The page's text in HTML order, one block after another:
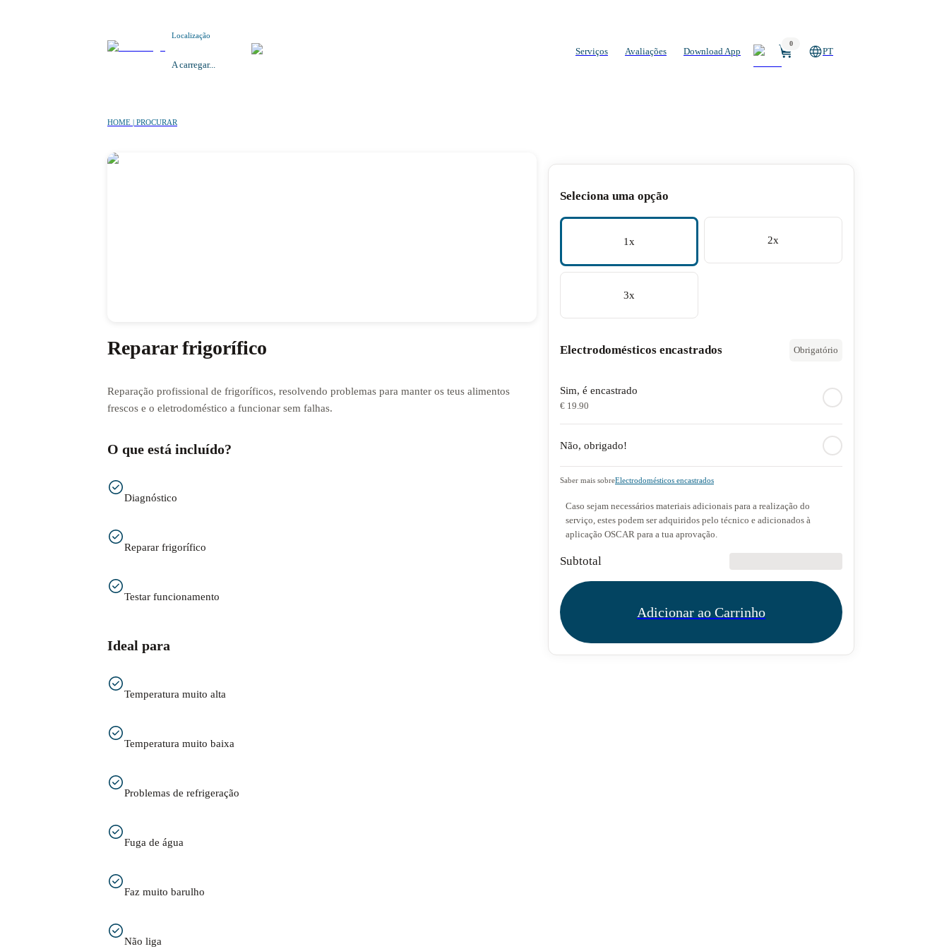
Localização
A carregar...
Serviços Avaliações Download App
0
PT
HOME | PROCURAR
Reparar frigorífico
Reparação profissional de frigoríficos, resolvendo problemas para manter os teus alimentos
frescos e o eletrodoméstico a funcionar sem falhas.
O que está incluído?
Diagnóstico
Reparar frigorífico
Testar funcionamento
Ideal para
Temperatura muito alta
Temperatura muito baixa
Problemas de refrigeração
Fuga de água
Faz muito barulho
Não liga
Seleciona uma opção
1x 2x
3x
Electrodomésticos encastrados Obrigatório
Sim, é encastrado
€ 19.90
Não, obrigado!
Saber mais sobreElectrodomésticos encastrados
Caso sejam necessários materiais adicionais para a realização do
serviço, estes podem ser adquiridos pelo técnico e adicionados à
aplicação OSCAR para a tua aprovação.
Subtotal
Adicionar ao Carrinho